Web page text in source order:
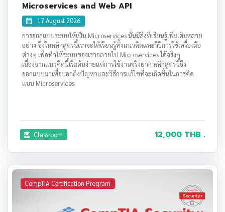
Microservices and Web API
17 August 2026
การออกแบบระบบให้เป็น Microservices นั้นมีสิ่งที่เรียนรู้เพิ่มเติมหลาย
อย่าง ซึ่งในหลักสูตรนี้เราจะได้เรียนรู้ทั้งแนวคิดและวิธีการใช้เครื่องมือ
ต่างๆ เพื่อทำให้ระบบของเรากลายไป Microservices ได้จริงๆ
เนื่องจากแนวคิดนี้เริ่มต้นง่ายแต่การใช้งานจริงยาก หลักสูตรนี้จึง
ออกแบบมาเพื่อบอกถึงปัญหาและวิธีการแก้ไขที่จะเกิดขึ้นในการคิด
แบบ Microservices
Classroom 12,000 THB .
CompTIA Certification Program